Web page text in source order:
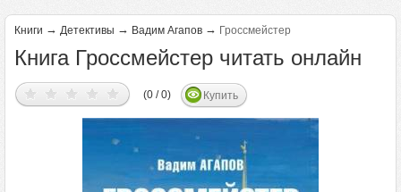
Книги → Детективы → Вадим Агапов → Гроссмейстер
Книга Гроссмейстер читать онлайн
(0 / 0) Купить